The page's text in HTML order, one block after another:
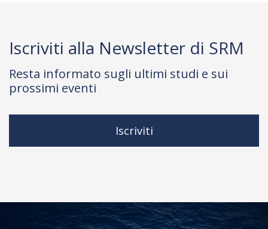
Iscriviti alla Newsletter di SRM
Resta informato sugli ultimi studi e sui
prossimi eventi
Iscriviti